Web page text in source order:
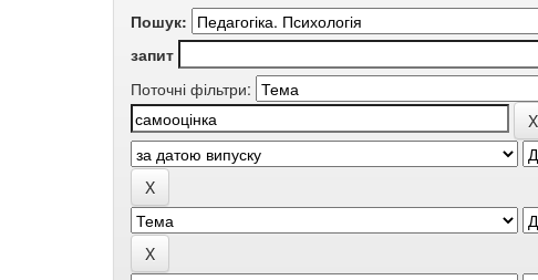
Пошук:
запит
Поточні фільтри: